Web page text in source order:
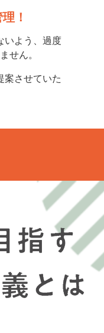
！
いよう、過度
せん。
案させていた